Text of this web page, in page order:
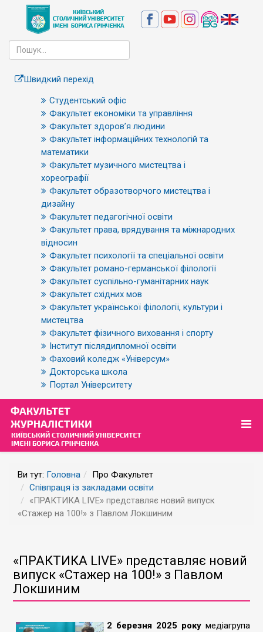
Швидкий перехід
Студентський офіс
Факультет економіки та управління
Факультет здоров’я людини
Факультет інформаційних технологій та
математики
Факультет музичного мистецтва і
хореографії
Факультет образотворчого мистецтва і
дизайну
Факультет педагогічної освіти
Факультет права, врядування та міжнародних
відносин
Факультет психології та спеціальної освіти
Факультет романо-германської філології
Факультет суспільно-гуманітарних наук
Факультет східних мов
Факультет української філології, культури і
мистецтва
Факультет фізичного виховання і спорту
Інститут післядипломної освіти
Фаховий коледж «Універсум»
Докторська школа
Портал Університету
Ви тут: Головна
Про Факультет
Співпраця із закладами освіти
«ПРАКТИКА LIVE» представляє новий випуск
«Стажер на 100!» з Павлом Локшиним
«ПРАКТИКА LIVE» представляє новий
випуск «Стажер на 100!» з Павлом
Локшиним
2 березня 2025 року медіагрупа